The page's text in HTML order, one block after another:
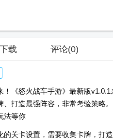
载 评论(0)
《怒火战车手游》最新版
打造最强阵容，非常考验策略
法等你
的关卡设置，需要收集卡牌，打